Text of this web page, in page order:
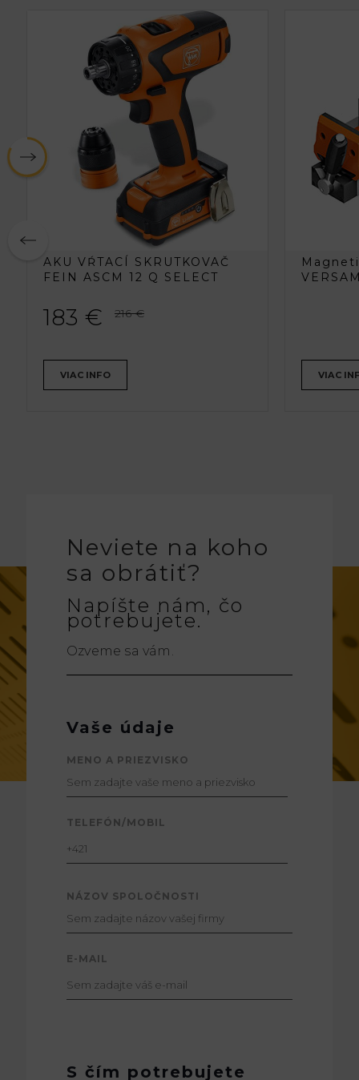
AKU VŔTACÍ SKRUTKOVAČ
FEIN ASCM 12 Q SELECT
183 € 216 €
VIAC INFO VIAC
Neviete na koho
sa obrátiť?
Napíšte nám, čo
potrebujete.
Ozveme sa vám.
Vaše údaje
MENO A PRIEZVISKO
TELEFÓN/MOBIL
NÁZOV SPOLOČNOSTI
E-MAIL
S čím potrebujete